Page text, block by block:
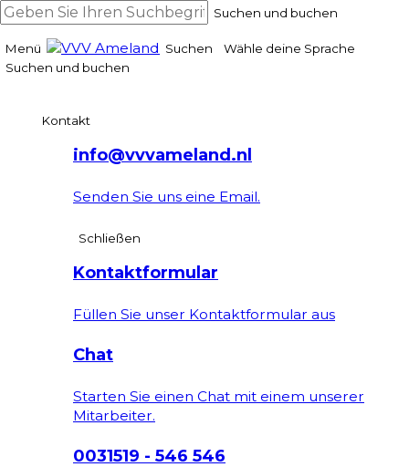
Suchen und buchen
Menü Suchen
Wähle deine Sprache
Suchen und buchen
Kontakt
info@vvvameland.nl
Senden Sie uns eine Email.
Schließen
Kontaktformular
Füllen Sie unser Kontaktformular aus
Chat
Starten Sie einen Chat mit einem unserer
Mitarbeiter.
0031519 - 546 546